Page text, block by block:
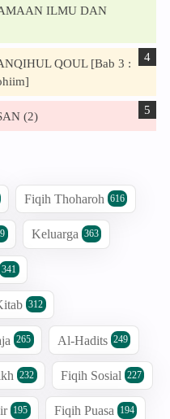
ILMU DAN
QOUL [Bab 3 :
(2)
Fiqih Thoharoh 616
Keluarga 363
341
312
265 Al-Hadits 249
232 Fiqih Sosial 227
195 Fiqih Puasa 194